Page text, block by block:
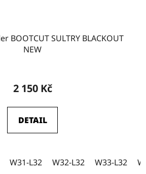
BOOTCUT SULTRY BLACKOUT
NEW
2 150 Kč
DETAIL
W31-L32 W32-L32 W33-L32